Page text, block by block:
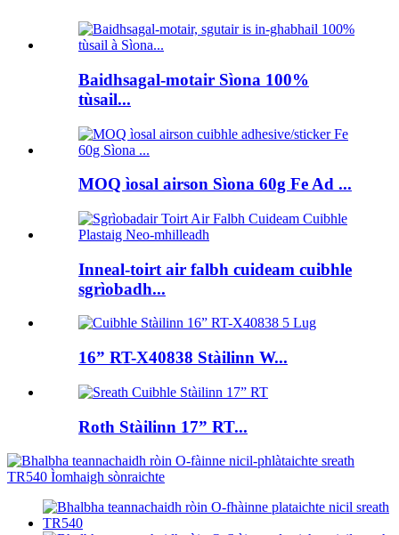
Baidhsagal-motair Sìona 100%
tùsail...
MOQ ìosal airson Sìona 60g Fe Ad ...
Inneal-toirt air falbh cuideam cuibhle
sgrìobadh...
16” RT-X40838 Stàilinn W...
Roth Stàilinn 17” RT...